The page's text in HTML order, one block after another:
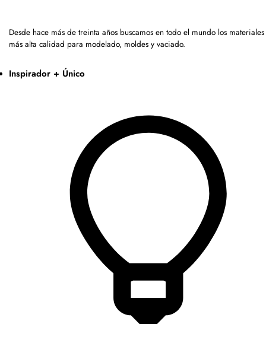
Desde hace más de treinta años buscamos en todo el mundo los
más alta calidad para modelado, moldes y vaciado.
Inspirador + Único